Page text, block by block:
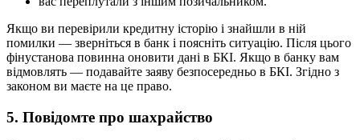
Якщо ви перевірили кредитну історію і знайшли в ній
помилки — зверніться в банк і поясніть ситуацію. Після цього
фінустанова повинна оновити дані в БКІ. Якщо в банку вам
відмовлять — подавайте заяву безпосередньо в БКІ. Згідно з
законом ви маєте на це право.
5. Повідомте про шахрайство